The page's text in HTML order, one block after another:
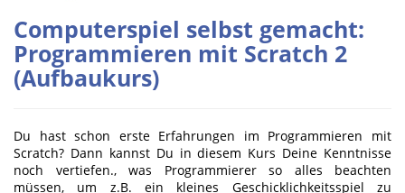
Computerspiel selbst gemacht:
Programmieren mit Scratch 2
(Aufbaukurs)
Du hast schon erste Erfahrungen im Programmieren mit
Scratch? Dann kannst Du in diesem Kurs Deine Kenntnisse
noch vertiefen., was Programmierer so alles beachten
müssen, um z.B. ein kleines Geschicklichkeitsspiel zu